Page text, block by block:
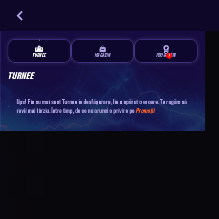
TURNEE MAGAZIN 1
PROVOCĂRI
TURNEE
Ups! Fie nu mai sunt Turnee în desfășurare, fie a apărut o eroare. Te rugăm să
revii mai târziu. Între timp, de ce nu arunci o privire pePromoții